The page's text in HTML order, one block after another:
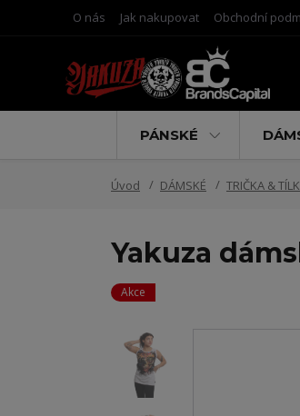
O nás Jak nakupovat Obchodní
PÁNSKÉ
Úvod DÁMSKÉ TRIČKA &
Yakuza
Akce